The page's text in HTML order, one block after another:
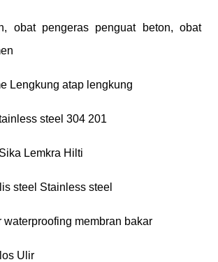
obat pengeras penguat beton, obat
Lengkung atap lengkung
steel 304 201
Lemkra Hilti
steel Stainless steel
waterproofing membran bakar
Ulir